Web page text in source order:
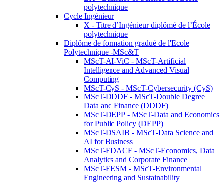
polytechnique
Cycle Ingénieur
X - Titre d’Ingénieur diplômé de l’École
polytechnique
Diplôme de formation gradué de l'Ecole
Polytechnique -MSc&T
MScT-AI-ViC - MScT-Artificial
Intelligence and Advanced Visual
Computing
MScT-CyS - MScT-Cybersecurity (CyS)
MScT-DDDF - MScT-Double Degree
Data and Finance (DDDF)
MScT-DEPP - MScT-Data and Economics
for Public Policy (DEPP)
MScT-DSAIB - MScT-Data Science and
AI for Business
MScT-EDACF - MScT-Economics, Data
Analytics and Corporate Finance
MScT-EESM - MScT-Environmental
Engineering and Sustainability